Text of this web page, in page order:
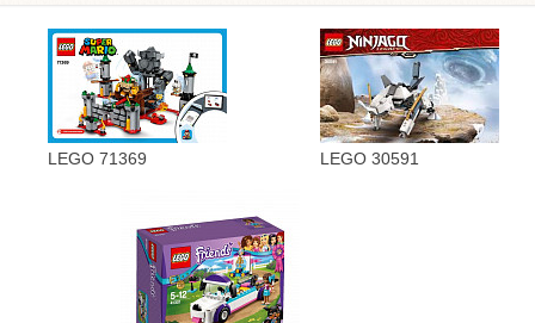
LEGO 71369 LEGO 30591